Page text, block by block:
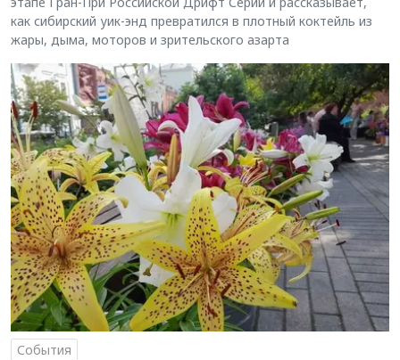
как сибирский уик-энд превратился в плотный коктейль из
жары, дыма, моторов и зрительского азарта
События